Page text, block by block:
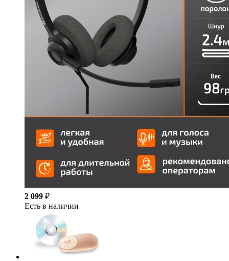
2 099 ₽
Есть в наличии